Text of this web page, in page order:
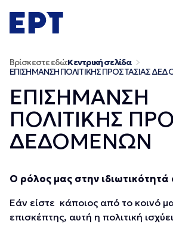
σε
περιεχόμενο
Βρίσκεστε εδώ:Κεντρική σελίδα
ΕΠΙΣΗΜΑΝΣΗ ΠΟΛΙΤΙΚΗΣ ΠΡΟΣΤΑΣΙΑΣ
ΕΠΙΣΗΜΑΝΣΗ
ΠΟΛΙΤΙΚΗΣ
ΔΕΔΟΜΕΝΩΝ
Ο ρόλος μας στην ιδιωτικότητά
Εάν είστε κάποιος από το κοινό
επισκέπτης, αυτή η πολιτική